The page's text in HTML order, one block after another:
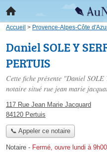
Accueil > Provence-Alpes-Côte
Daniel SOLE Y
PERTUIS
Cette fiche présente "Daniel
notaire situé rue jean marie
117 Rue Jean Marie Jacquard
84120 Pertuis
📞 Appeler ce notaire
Notaire - Fermé, ouvre lundi à 9h00